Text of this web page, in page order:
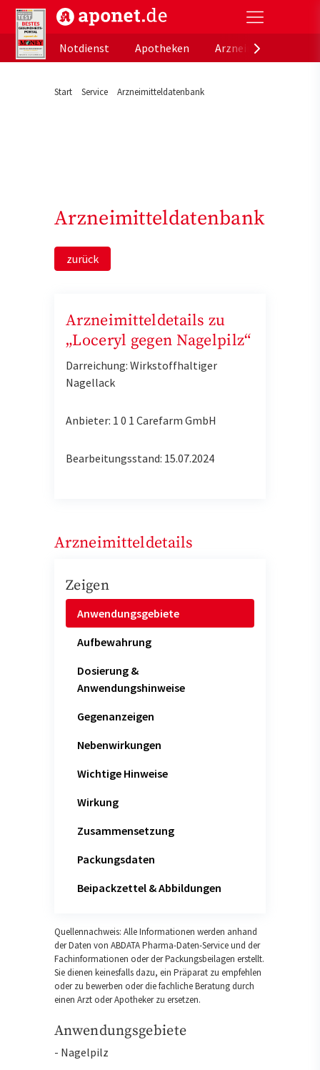
aponet.de - Das offizielle Gesundheitsportal der
Notdienst
Apotheken
Start Service Arzneimitteldatenbank
Arzneimitteldatenbank
zurück
Arzneimitteldetails zu
„Loceryl gegen Nagelpilz“
Darreichung: Wirkstoffhaltiger
Nagellack
Anbieter: 1 0 1 Carefarm GmbH
Bearbeitungsstand: 15.07.2024
Arzneimitteldetails
Zeigen
Anwendungsgebiete
Aufbewahrung
Dosierung &
Anwendungshinweise
Gegenanzeigen
Nebenwirkungen
Wichtige Hinweise
Wirkung
Zusammensetzung
Packungsdaten
Beipackzettel & Abbildungen
Quellennachweis: Alle Informationen werden anhand
der Daten von ABDATA Pharma-Daten-Service und der
Fachinformationen oder der Packungsbeilagen erstellt.
Sie dienen keinesfalls dazu, ein Präparat zu empfehlen
oder zu bewerben oder die fachliche Beratung durch
einen Arzt oder Apotheker zu ersetzen.
Anwendungsgebiete
- Nagelpilz